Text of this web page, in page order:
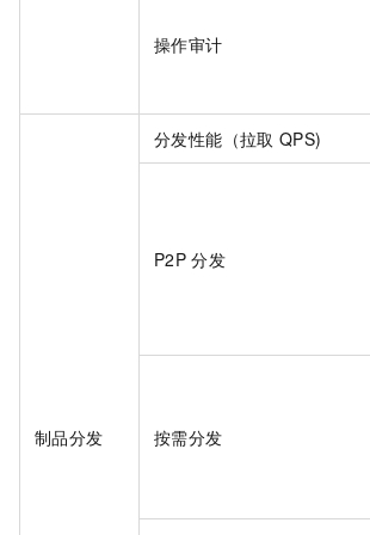
操作审计
制品分发
分发性能（拉取 QPS)
P2P 分发
按需分发